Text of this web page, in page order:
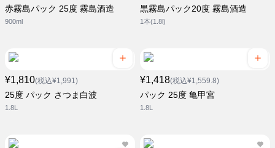
赤霧島パック 25度 霧島酒造
900ml
黒霧島パック20度 霧島酒造
1本(1.8l)
¥1,810(税込¥1,991)
25度 パック さつま白波
1.8L
¥1,418(税込¥1,559.8)
パック 25度 亀甲宮
1.8L